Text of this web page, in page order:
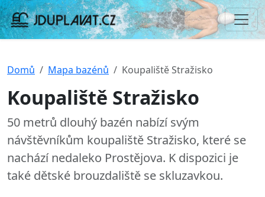
Domů Mapa bazénů Koupaliště Stražisko
Koupaliště Stražisko
50 metrů dlouhý bazén nabízí svým
návštěvníkům koupaliště Stražisko, které se
nachází nedaleko Prostějova. K dispozici je
také dětské brouzdaliště se skluzavkou.